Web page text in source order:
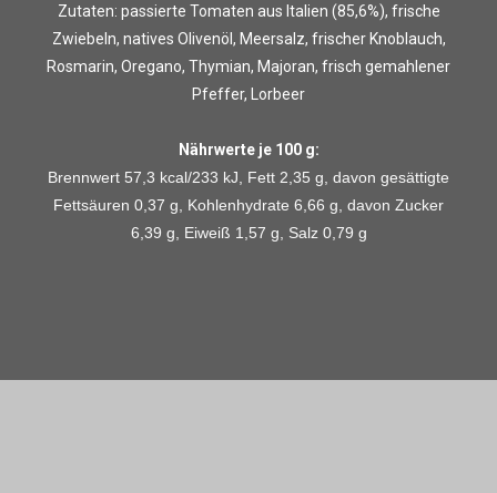
Zutaten: passierte Tomaten aus Italien (85,6%), frische
Zwiebeln, natives Olivenöl, Meersalz, frischer Knoblauch,
Rosmarin, Oregano, Thymian, Majoran, frisch gemahlener
Pfeffer, Lorbeer
Nährwerte je 100 g:
Brennwert 57,3 kcal/233 kJ, Fett 2,35 g, davon gesättigte
Fettsäuren 0,37 g, Kohlenhydrate 6,66 g, davon Zucker
6,39 g, Eiweiß 1,57 g, Salz 0,79 g